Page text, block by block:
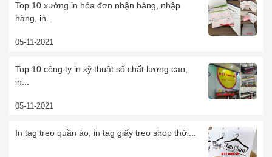
Top 10 xưởng in hóa đơn nhận hàng, nhập
hàng, in...
05-11-2021
Top 10 công ty in kỹ thuật số chất lượng cao,
in...
05-11-2021
In tag treo quần áo, in tag giấy treo shop thời...